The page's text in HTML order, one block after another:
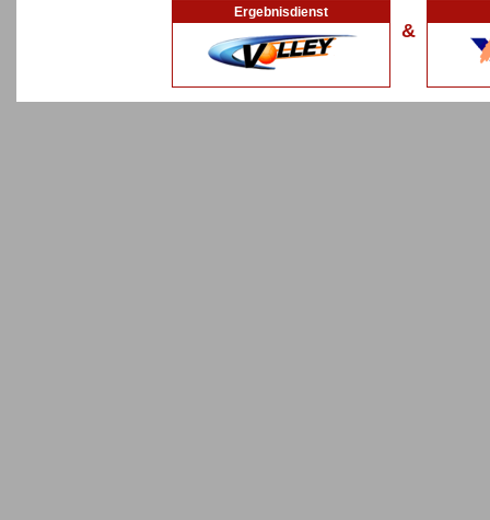
Ergebnisdienst
&